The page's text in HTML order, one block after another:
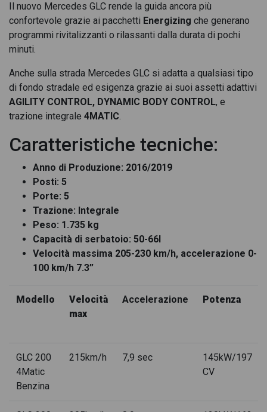
Mercedes GLC 300 de phev advanced 4matic auto
Mercedes GLC 300 de phev amg advanced plus 4matic auto
Mercedes GLC 300 de phev amg line advanced plus 4matic
auto
edition 140 anni 4matic auto
Mercedes GLC 300 de phev amg line premium 4matic auto
Mercedes GLC 300 de phev amg line premium plus 4matic
Mercedes GLC 300 de phev amg line premium tech 4matic
Mercedes GLC 300 de phev (eq-power) premium 4matic auto
Mercedes GLC 400 4MATIC con tecnologia EQ
Il nuovo Mercedes GLC rende la guida ancora più
confortevole grazie ai pacchetti Energizing che generano
programmi rivitalizzanti o rilassanti dalla durata di pochi
minuti.
Anche sulla strada Mercedes GLC si adatta a qualsiasi tipo
di fondo stradale ed esigenza grazie ai suoi assetti adattivi
AGILITY CONTROL, DYNAMIC BODY CONTROL, e
trazione integrale 4MATIC.
Caratteristiche tecniche:
Anno di Produzione: 2016/2019
Posti: 5
Porte: 5
Trazione: Integrale
Peso: 1.735 kg
Capacità di serbatoio: 50-66l
Velocità massima 205-230 km/h, accelerazione 0-
100 km/h 7.3”
Modello
Velocità
max
Accelerazione Potenza
GLC 200
4Matic
Benzina
215km/h 7,9 sec
145kW/197
CV